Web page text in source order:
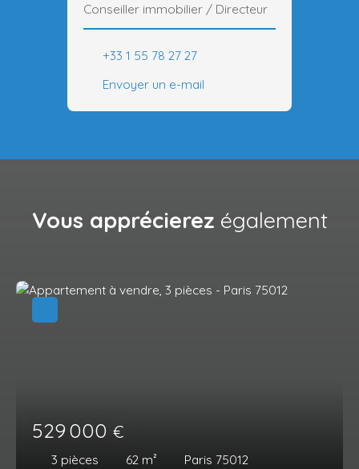
Conseiller immobilier / Directeur
+33 1 55 78 27 27
Envoyer un e-mail
Vous apprécierez également
529 000 €
3 pièces 62 m² Paris 75012